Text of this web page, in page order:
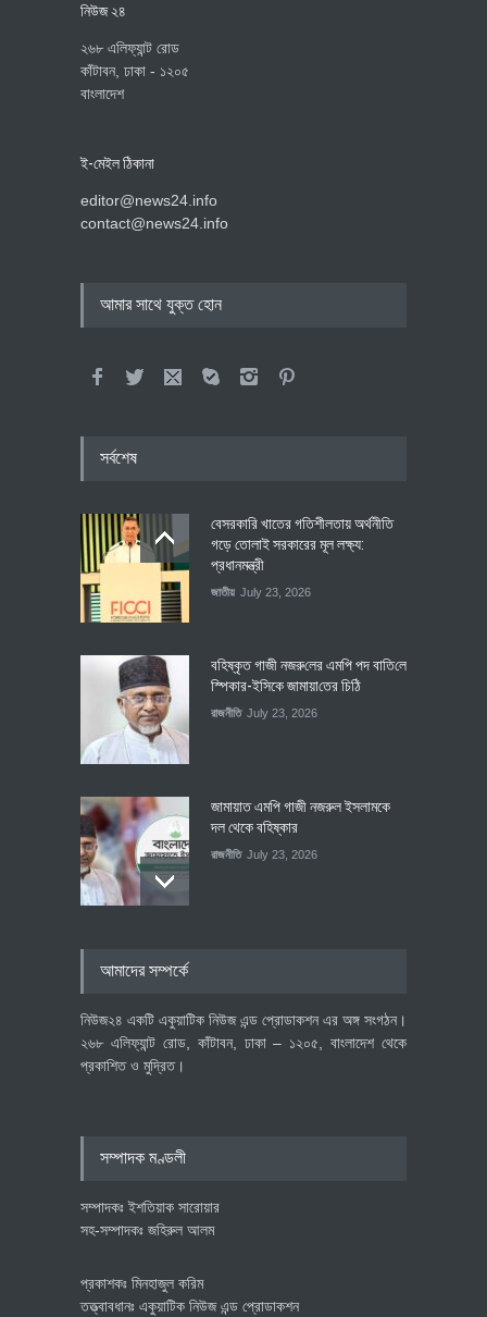
নিউজ ২৪
২৬৮ এলিফ্যান্ট রোড
কাঁটাবন, ঢাকা - ১২০৫
বাংলাদেশ
ই-মেইল ঠিকানা
editor@news24.info
contact@news24.info
আমার সাথে যুক্ত হোন
সর্বশেষ
বেসরকারি খাতের গতিশীলতায় অর্থনীতি
গড়ে তোলাই সরকারের মূল লক্ষ্য:
প্রধানমন্ত্রী
জাতীয় July 23, 2026
বহিষ্কৃত গাজী নজরু‌লের এম‌পি পদ বা‌তি‌লে
স্পিকার-ইসিকে জামায়া‌তের চি‌ঠি
রাজনীতি July 23, 2026
জামায়াত এমপি গাজী নজরুল ইসলামকে
দল থেকে বহিষ্কার
রাজনীতি July 23, 2026
আমাদের সম্পর্কে
নিউজ২৪ একটি একুয়াটিক নিউজ এন্ড প্রোডাকশন এর অঙ্গ সংগঠন।
২৬৮ এলিফ্যান্ট রোড, কাঁটাবন, ঢাকা – ১২০৫, বাংলাদেশ থেকে
প্রকাশিত ও মুদ্রিত।
সম্পাদক মণ্ডলী
সম্পাদকঃ ইশতিয়াক সারোয়ার
সহ-সম্পাদকঃ জহিরুল আলম
প্রকাশকঃ মিনহাজুল করিম
তত্ত্বাবধানঃ একুয়াটিক নিউজ এন্ড প্রোডাকশন